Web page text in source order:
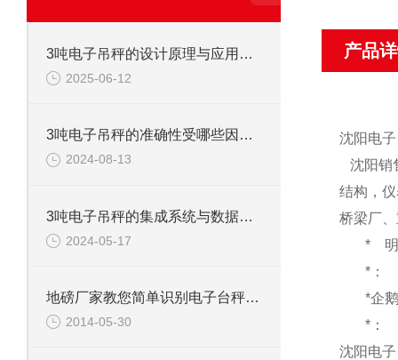
3吨电子吊秤的设计原理与应用分析
2025-06-12
3吨电子吊秤的准确性受哪些因素影响？
2024-08-13
3吨电子吊秤的集成系统与数据分析
2024-05-17
地磅厂家教您简单识别电子台秤是否缺斤短两
2014-05-30
产品
沈阳电
沈阳销
结构，
桥梁厂
*
*：
*企
*：
沈阳电